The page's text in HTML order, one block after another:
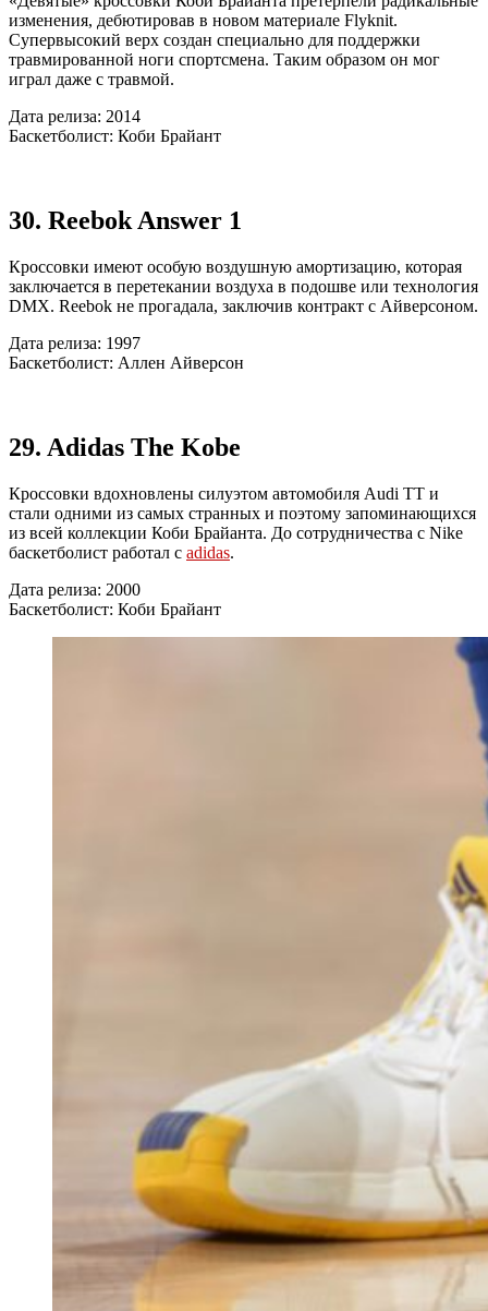
изменения, дебютировав в новом материале Flyknit.
Супервысокий верх создан специально для поддержки
травмированной ноги спортсмена. Таким образом он мог
играл даже с травмой.
Дата релиза: 2014
Баскетболист: Коби Брайант
30. Reebok Answer 1
Кроссовки имеют особую воздушную амортизацию, которая
заключается в перетекании воздуха в подошве или технология
DMX. Reebok не прогадала, заключив контракт с Айверсоном.
Дата релиза: 1997
Баскетболист: Аллен Айверсон
29. Adidas The Kobe
Кроссовки вдохновлены силуэтом автомобиля Audi TT и
стали одними из самых странных и поэтому запоминающихся
из всей коллекции Коби Брайанта. До сотрудничества с Nike
баскетболист работал с adidas.
Дата релиза: 2000
Баскетболист: Коби Брайант